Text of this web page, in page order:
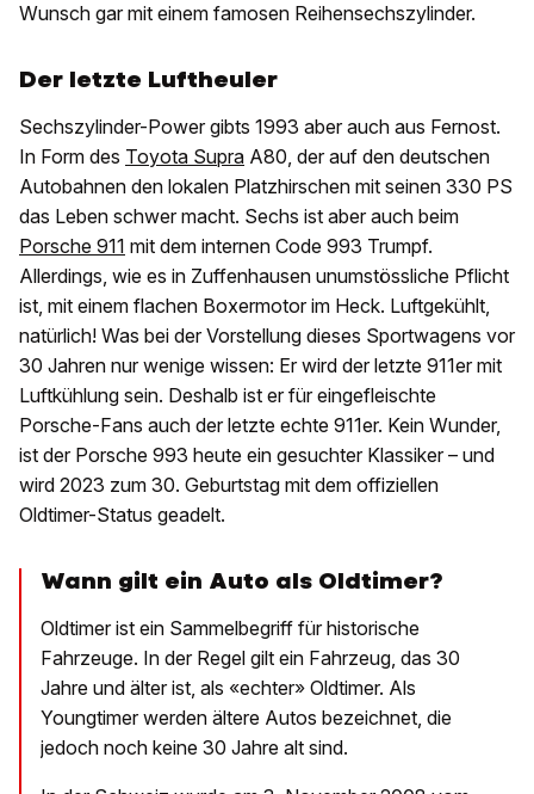
Wunsch gar mit einem famosen Reihensechszylinder.
Der letzte Luftheuler
Sechszylinder-Power gibts 1993 aber auch aus Fernost.
In Form des Toyota Supra A80, der auf den deutschen
Autobahnen den lokalen Platzhirschen mit seinen 330 PS
das Leben schwer macht. Sechs ist aber auch beim
Porsche 911 mit dem internen Code 993 Trumpf.
Allerdings, wie es in Zuffenhausen unumstössliche Pflicht
ist, mit einem flachen Boxermotor im Heck. Luftgekühlt,
natürlich! Was bei der Vorstellung dieses Sportwagens vor
30 Jahren nur wenige wissen: Er wird der letzte 911er mit
Luftkühlung sein. Deshalb ist er für eingefleischte
Porsche-Fans auch der letzte echte 911er. Kein Wunder,
ist der Porsche 993 heute ein gesuchter Klassiker – und
wird 2023 zum 30. Geburtstag mit dem offiziellen
Oldtimer-Status geadelt.
Wann gilt ein Auto als Oldtimer?
Oldtimer ist ein Sammelbegriff für historische
Fahrzeuge. In der Regel gilt ein Fahrzeug, das 30
Jahre und älter ist, als «echter» Oldtimer. Als
Youngtimer werden ältere Autos bezeichnet, die
jedoch noch keine 30 Jahre alt sind.